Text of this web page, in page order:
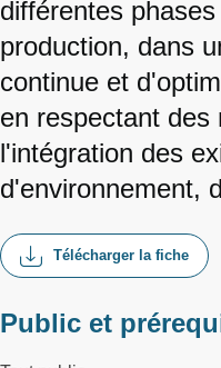
différentes
production, dans
continue et
en respectant des
l'intégration des
d'environnement,
Télécharger la fiche
Public et